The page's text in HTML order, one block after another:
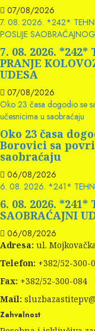
07/08/2026
7. 08. 2026. *242*
POSLIJE
7. 08. 2026. *242*
PRANJE
UDESA
07/08/2026
Oko 23 časa dogodio se
učesnicima u saobraćaju
Oko 23 časa
Borovici sa
saobraćaju
06/08/2026
6. 08. 2026. *241*
6. 08. 2026. *241*
SAOBRAĆAJNI
06/08/2026
Adresa: ul.
Telefon: +382/52-300-
Fax: +382/52-300-084
Mail:
Zahvalnost